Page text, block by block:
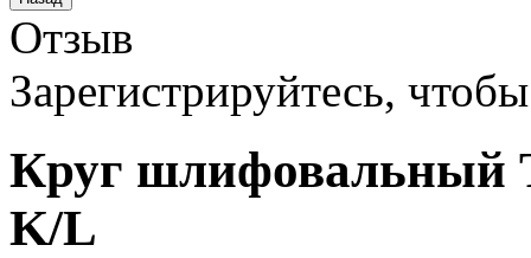
Отзыв
Зарегистрируйтесь,
Круг шлифовальный
K/L